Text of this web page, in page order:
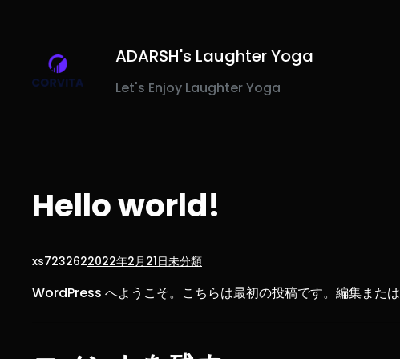
ADARSH's Laughter Yoga
Let's Enjoy Laughter Yoga
Hello world!
xs7232622022年2月21日未分類
WordPress へようこそ。こちらは最初の投稿です。編集また